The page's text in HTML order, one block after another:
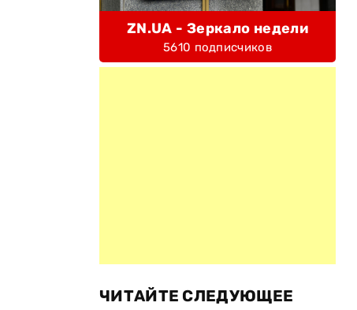
ZN.UA - Зеркало недели
5610 подписчиков
ЧИТАЙТЕ СЛЕДУЮЩЕЕ